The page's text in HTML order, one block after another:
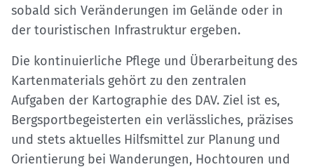
sobald sich Veränderungen im Gelände oder in
der touristischen Infrastruktur ergeben.
Die kontinuierliche Pflege und Überarbeitung des
Kartenmaterials gehört zu den zentralen
Aufgaben der Kartographie des DAV. Ziel ist es,
Bergsportbegeisterten ein verlässliches, präzises
und stets aktuelles Hilfsmittel zur Planung und
Orientierung bei Wanderungen, Hochtouren und